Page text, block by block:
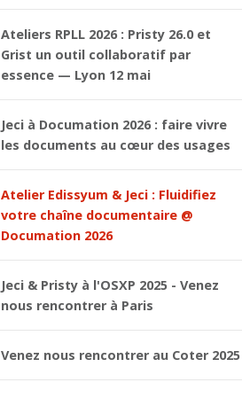
Ateliers RPLL 2026 : Pristy 26.0 et
Grist un outil collaboratif par
essence — Lyon 12 mai
Jeci à Documation 2026 : faire vivre
les documents au cœur des usages
Atelier Edissyum & Jeci : Fluidifiez
votre chaîne documentaire @
Documation 2026
Jeci & Pristy à l'OSXP 2025 - Venez
nous rencontrer à Paris
Venez nous rencontrer au Coter 2025